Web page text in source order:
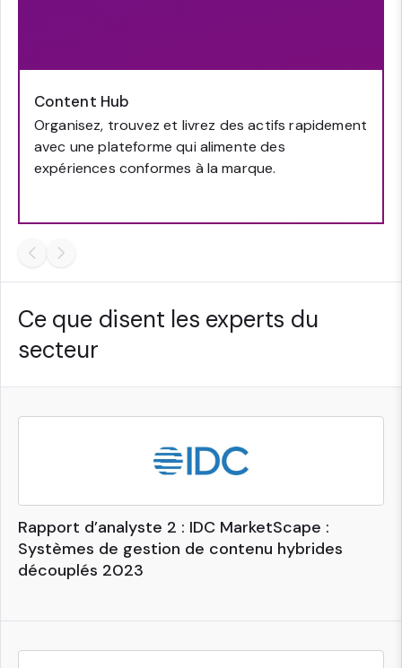
Content Hub
Organisez, trouvez et livrez des actifs rapidement
avec une plateforme qui alimente des
expériences conformes à la marque.
Ce que disent les experts du
secteur
Rapport d’analyste 2 : IDC MarketScape :
Systèmes de gestion de contenu hybrides
découplés 2023